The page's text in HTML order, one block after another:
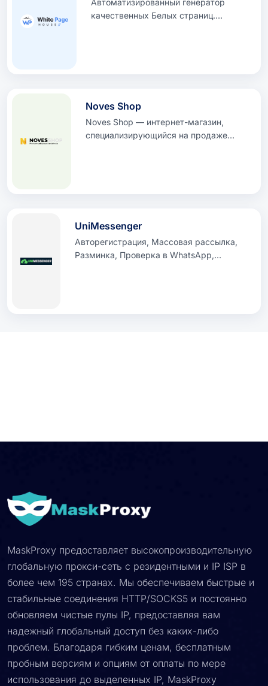
качественных Белых страниц.
Noves Shop
Noves Shop — интернет-магазин,
специализирующийся на продаже
UniMessenger
Авторегистрация, Массовая рассылка,
Разминка, Проверка в WhatsApp,
MaskProxy предоставляет высокопроизводительную
глобальную прокси-сеть с резидентными и IP ISP в
более чем 195 странах. Мы обеспечиваем быстрые и
стабильные соединения HTTP/SOCKS5 и постоянно
обновляем чистые пулы IP, предоставляя вам
надежный глобальный доступ без каких-либо
проблем. Благодаря гибким ценам, бесплатным
пробным версиям и опциям от оплаты по мере
использования до выделенных IP, MaskProxy